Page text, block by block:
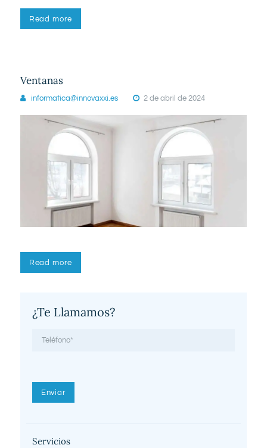
Read more
Ventanas
informatica@innovaxxi.es 2 de abril de 2024
Read more
¿Te Llamamos?
Servicios